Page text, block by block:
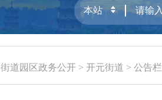
街道园区政务公开 > 开元街道 > 公告栏